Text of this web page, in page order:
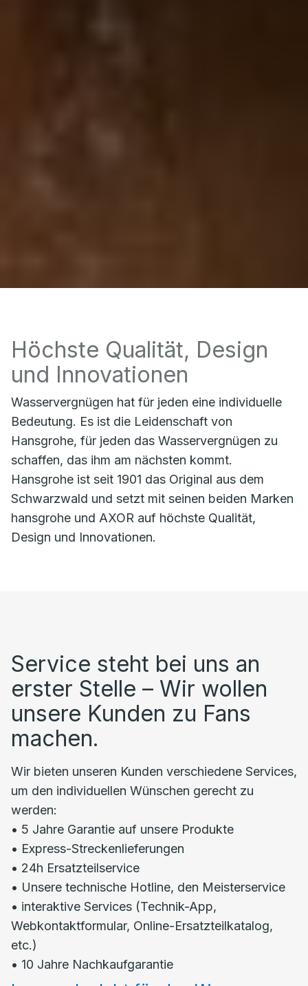
Höchste Qualität, Design
und Innovationen
Wasservergnügen hat für jeden eine individuelle
Bedeutung. Es ist die Leidenschaft von
Hansgrohe, für jeden das Wasservergnügen zu
schaffen, das ihm am nächsten kommt.
Hansgrohe ist seit 1901 das Original aus dem
Schwarzwald und setzt mit seinen beiden Marken
hansgrohe und AXOR auf höchste Qualität,
Design und Innovationen.
Service steht bei uns an
erster Stelle – Wir wollen
unsere Kunden zu Fans
machen.
Wir bieten unseren Kunden verschiedene Services,
um den individuellen Wünschen gerecht zu
werden:
• 5 Jahre Garantie auf unsere Produkte
• Express-Streckenlieferungen
• 24h Ersatzteilservice
• Unsere technische Hotline, den Meisterservice
• interaktive Services (Technik-App,
Webkontaktformular, Online-Ersatzteilkatalog,
etc.)
• 10 Jahre Nachkaufgarantie